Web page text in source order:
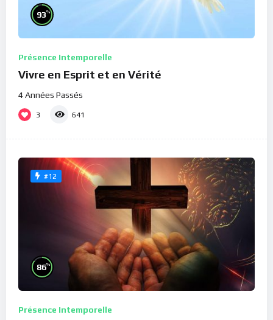
93%
Présence Intemporelle
Vivre en Esprit et en Vérité
4 Années Passés
3 641
#12
86%
Présence Intemporelle